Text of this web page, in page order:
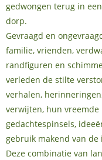
gedwongen terug in
dorp.
Gevraagd en
familie, vrienden,
randfiguren en
verleden de stilte
verhalen,
verwijten, hun vreemde
gedachtespinsels,
gebruik makend van de
Deze combinatie van